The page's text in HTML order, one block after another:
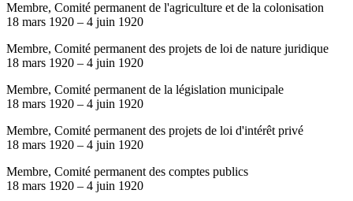
Membre, Comité permanent de l'agriculture et de la colonisation
18 mars 1920 – 4 juin 1920
Membre, Comité permanent des projets de loi de nature juridique
18 mars 1920 – 4 juin 1920
Membre, Comité permanent de la législation municipale
18 mars 1920 – 4 juin 1920
Membre, Comité permanent des projets de loi d'intérêt privé
18 mars 1920 – 4 juin 1920
Membre, Comité permanent des comptes publics
18 mars 1920 – 4 juin 1920